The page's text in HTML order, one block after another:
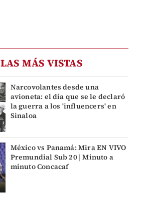
LAS MÁS VISTAS
Narcovolantes desde una
avioneta: el día que se le declaró
la guerra a los 'influencers' en
Sinaloa
México vs Panamá: Mira EN VIVO
Premundial Sub 20 | Minuto a
minuto Concacaf